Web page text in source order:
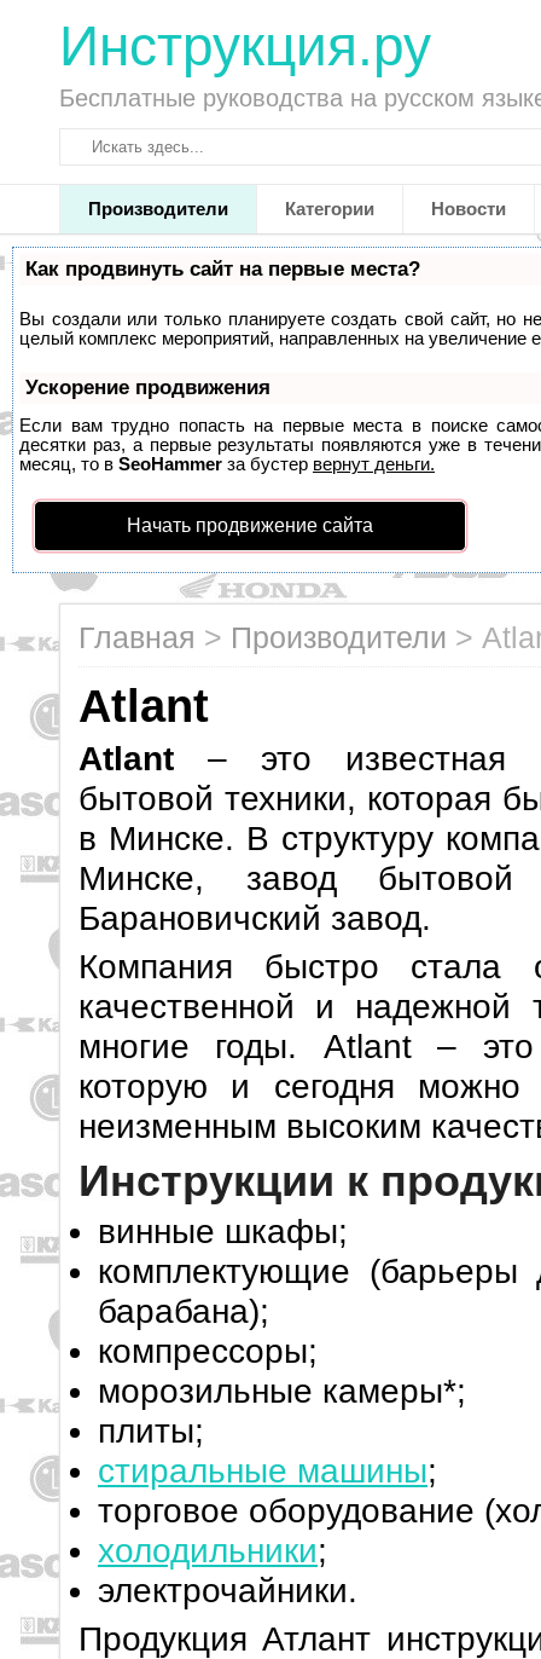
Инструкция.ру
Бесплатные руководства на русском
Производители Категории Новости
Как продвинуть сайт на первые места?
Вы создали или только планируете создать свой сайт, но
целый комплекс мероприятий, направленных на увеличение
Ускорение продвижения
Если вам трудно попасть на первые места в поиске
десятки раз, а первые результаты появляются уже в
месяц, то в SeoHammer за бустер вернут деньги.
Начать продвижение сайта
Главная > Производители >
Atlant
Atlant – это известная
бытовой техники, которая
в Минске. В структуру
Минске, завод бытовой
Барановичский завод.
Компания быстро стала
качественной и надежной
многие годы. Atlant –
которую и сегодня
неизменным высоким
Инструкции к
винные шкафы;
комплектующие
барабана);
компрессоры;
морозильные камеры*;
плиты;
стиральные машины;
торговое оборудование
холодильники;
электрочайники.
Продукция Атлант